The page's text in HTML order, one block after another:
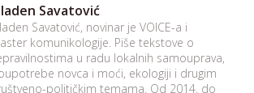
Savatović
Savatović, novinar je VOICE-a i
komunikologije. Piše tekstove o
u radu lokalnih samouprava,
novca i moći, ekologiji i drugim
političkim temama. Od 2014. do